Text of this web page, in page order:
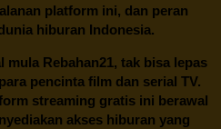
platform ini, dan peran
hiburan Indonesia.
mula Rebahan21, tak bisa lepas
pencinta film dan serial TV.
streaming gratis ini berawal
akses hiburan yang